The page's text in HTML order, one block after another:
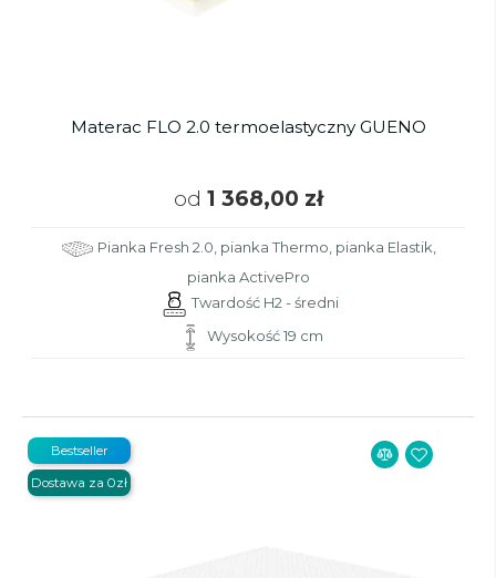
Materac FLO 2.0 termoelastyczny GUENO
od 1 368,00 zł
Pianka Fresh 2.0, pianka Thermo, pianka Elastik,
pianka ActivePro
Twardość H2 - średni
Wysokość 19 cm
Bestseller
Dostawa za 0zł